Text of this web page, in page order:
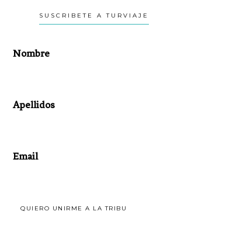
SUSCRIBETE A TURVIAJE
Nombre
Apellidos
Email